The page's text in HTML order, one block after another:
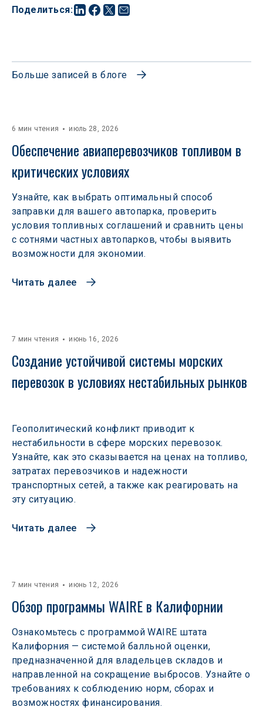
Поделиться:
Больше записей в блоге
6 мин чтения июль 28, 2026
Обеспечение авиаперевозчиков топливом в
критических условиях
Узнайте, как выбрать оптимальный способ
заправки для вашего автопарка, проверить
условия топливных соглашений и сравнить цены
с сотнями частных автопарков, чтобы выявить
возможности для экономии.
Читать далее
7 мин чтения июнь 16, 2026
Создание устойчивой системы морских
перевозок в условиях нестабильных рынков
Геополитический конфликт приводит к
нестабильности в сфере морских перевозок.
Узнайте, как это сказывается на ценах на топливо,
затратах перевозчиков и надежности
транспортных сетей, а также как реагировать на
эту ситуацию.
Читать далее
7 мин чтения июнь 12, 2026
Обзор программы WAIRE в Калифорнии
Ознакомьтесь с программой WAIRE штата
Калифорния — системой балльной оценки,
предназначенной для владельцев складов и
направленной на сокращение выбросов. Узнайте о
требованиях к соблюдению норм, сборах и
возможностях финансирования.